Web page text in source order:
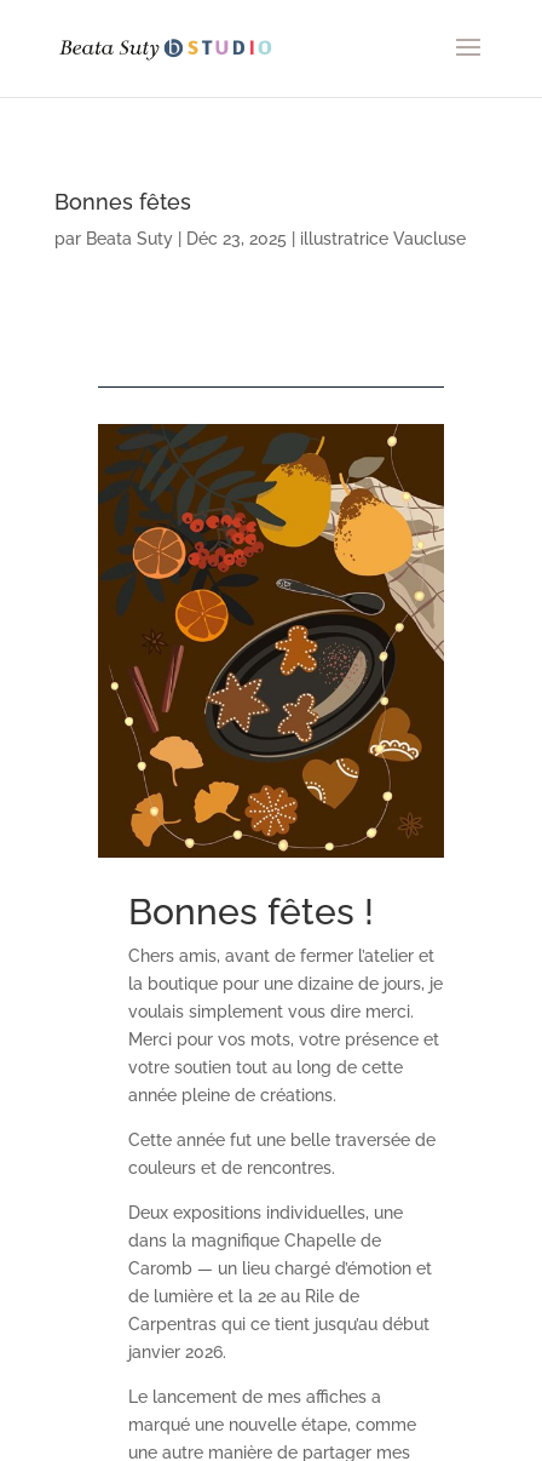
Bonnes fêtes
par Beata Suty| Déc 23, 2025 illustratrice Vaucluse
Bonnes fêtes !
Chers amis, avant de fermer l’atelier et
la boutique pour une dizaine de jours, je
voulais simplement vous dire merci.
Merci pour vos mots, votre présence et
votre soutien tout au long de cette
année pleine de créations.
Cette année fut une belle traversée de
couleurs et de rencontres.
Deux expositions individuelles, une
dans la magnifique Chapelle de
Caromb — un lieu chargé d’émotion et
de lumière et la 2e au Rile de
Carpentras qui ce tient jusqu’au début
janvier 2026.
Le lancement de mes affiches a
marqué une nouvelle étape, comme
une autre manière de partager mes